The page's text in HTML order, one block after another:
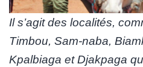
Il s’agit des localités,
Timbou, Sam-naba,
Kpalbiaga et Djakpaga